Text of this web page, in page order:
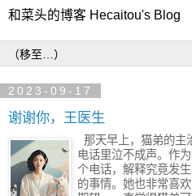
和菜头的博客 Hecaitou's Blog
2023-09-17
谢谢你，王医生
那天早上，猫弟的主
电话里泣不成声。作
个电话，解释究竟​发
的事情。她也非常喜